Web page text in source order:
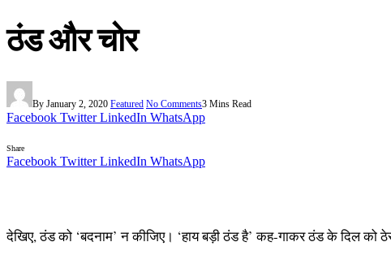
ठंड और चोर
By January 2, 2020 Featured No Comments3 Mins Read
Facebook Twitter LinkedIn WhatsApp
Share
Facebook Twitter LinkedIn WhatsApp
देखिए, ठंड को ‘बदनाम’ न कीजिए। ‘हाय बड़ी ठंड है’ कह-गाकर ठंड के दिल को